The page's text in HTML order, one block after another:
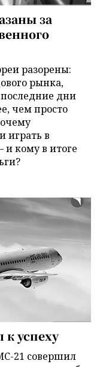
за
разорены:
рынка,
дни
чем просто
играть в
и кому в итоге
успеху
21 совершил